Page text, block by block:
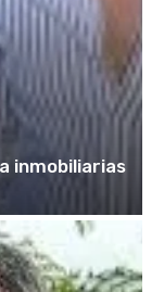
inmobiliarias